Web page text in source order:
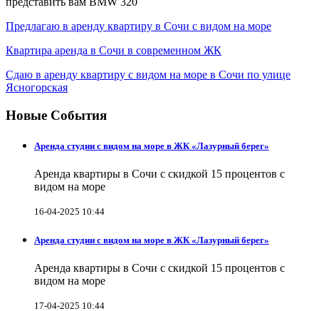
Предлагаю в аренду квартиру в Сочи с видом на море
Квартира аренда в Сочи в современном ЖК
Сдаю в аренду квартиру с видом на море в Сочи по улице
Ясногорская
Новые События
Аренда студии с видом на море в ЖК «Лазурный берег»
Аренда квартиры в Сочи с скидкой 15 процентов с
видом на море
16-04-2025 10:44
Аренда студии с видом на море в ЖК «Лазурный берег»
Аренда квартиры в Сочи с скидкой 15 процентов с
видом на море
17-04-2025 10:44